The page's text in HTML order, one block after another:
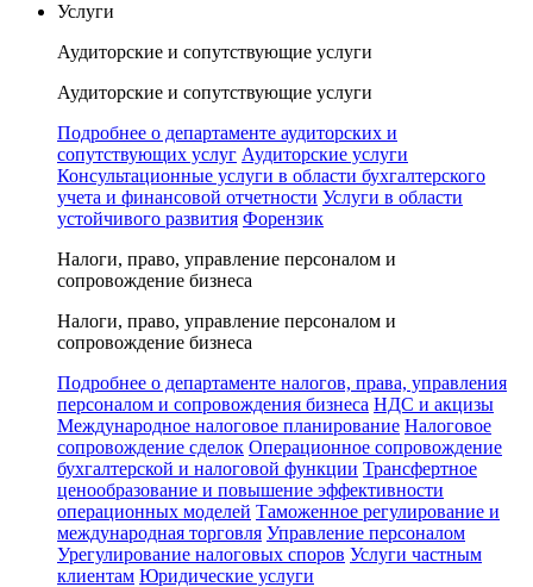
Услуги
Аудиторские и сопутствующие услуги
Аудиторские и сопутствующие услуги
Подробнее о департаменте аудиторских и
сопутствующих услуг Аудиторские услуги
Консультационные услуги в области бухгалтерского
учета и финансовой отчетности Услуги в области
устойчивого развития Форензик
Налоги, право, управление персоналом и
сопровождение бизнеса
Налоги, право, управление персоналом и
сопровождение бизнеса
Подробнее о департаменте налогов, права, управления
персоналом и сопровождения бизнеса НДС и акцизы
Международное налоговое планирование Налоговое
сопровождение сделок Операционное сопровождение
бухгалтерской и налоговой функции Трансфертное
ценообразование и повышение эффективности
операционных моделей Таможенное регулирование и
международная торговля Управление персоналом
Урегулирование налоговых споров Услуги частным
клиентам Юридические услуги